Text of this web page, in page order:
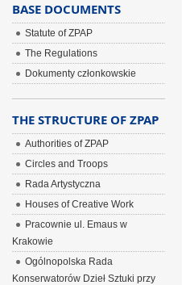
BASE DOCUMENTS
Statute of ZPAP
The Regulations
Dokumenty członkowskie
THE STRUCTURE OF ZPAP
Authorities of ZPAP
Circles and Troops
Rada Artystyczna
Houses of Creative Work
Pracownie ul. Emaus w
Krakowie
Ogólnopolska Rada
Konserwatorów Dzieł Sztuki przy